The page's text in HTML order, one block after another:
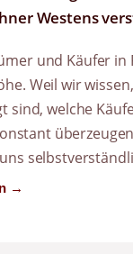
Westens
und Käufer in
Weil wir
sind, welche
→